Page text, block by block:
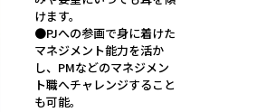
けます。
●PJへの参画で身に着けた
マネジメント能力を活か
し、PMなどのマネジメン
ト職へチャレンジすること
も可能。